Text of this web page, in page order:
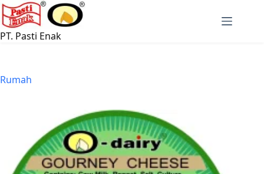
Langsung
ke
konten
PT. Pasti Enak
Rumah